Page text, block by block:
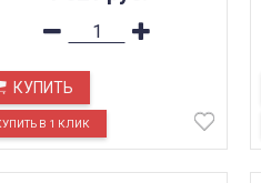
КУПИТЬ